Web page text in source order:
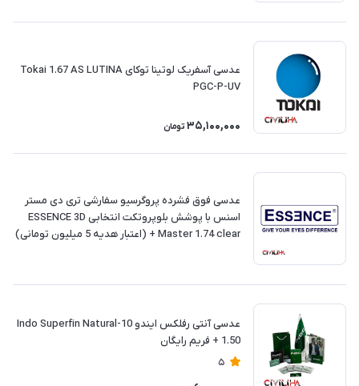
عدسی آسفریک لوتینا توکای Tokai 1.67 AS LUTINA
PGC-P-UV
35,100,000 تومان
عدسی فوق فشرده پروگرسیو سفارشی تری دی مستر
اسنس با پوشش بلوپروتکت انتخابی ESSENCE 3D
Master 1.74 clear + (اعتبار هدیه 5 میلیون تومانی)
عدسی آنتی رفلکس ایندو Indo Superfin Natural-10
1.50 + فريم رايگان
5